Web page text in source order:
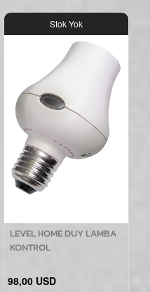
Stok Yok
LEVEL HOME DUY LAMBA
KONTROL
98,00 USD